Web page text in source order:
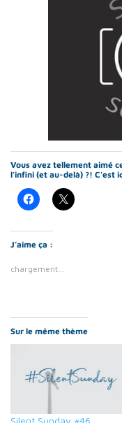
Vous avez tellement aimé
l'infini (et au-delà) ?! C'est
J’aime ça :
chargement…
Sur le même thème
Silent Sunday #46